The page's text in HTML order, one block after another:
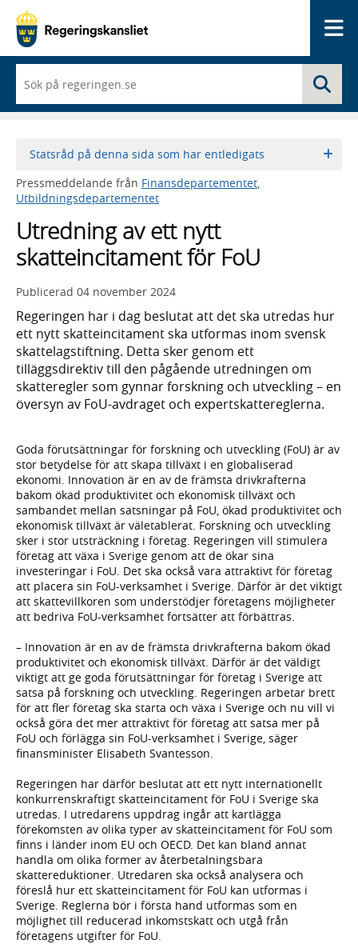
du
börjar
skriva
framträder
lista
med
sökförslag
Statsråd på denna sida som har entledigats
Pressmeddelande från Finansdepartementet
Utbildningsdepartementet
Utredning av ett nytt
skatteincitament för FoU
Publicerad 04 november 2024
Regeringen har i dag beslutat att det ska utredas hur
ett nytt skatteincitament ska utformas inom svensk
skattelagstiftning. Detta sker genom ett
tilläggsdirektiv till den pågående utredningen om
skatteregler som gynnar forskning och utveckling – en
översyn av FoU-avdraget och expertskattereglerna.
Goda förutsättningar för forskning och utveckling (FoU) är av
stor betydelse för att skapa tillväxt i en globaliserad
ekonomi. Innovation är en av de främsta drivkrafterna
bakom ökad produktivitet och ekonomisk tillväxt och
sambandet mellan satsningar på FoU, ökad produktivitet och
ekonomisk tillväxt är väletablerat. Forskning och utveckling
sker i stor utsträckning i företag. Regeringen vill stimulera
företag att växa i Sverige genom att de ökar sina
investeringar i FoU. Det ska också vara attraktivt för företag
att placera sin FoU-verksamhet i Sverige. Därför är det viktigt
att skattevillkoren som understödjer företagens möjligheter
att bedriva FoU-verksamhet fortsätter att förbättras.
– Innovation är en av de främsta drivkrafterna bakom ökad
produktivitet och ekonomisk tillväxt. Därför är det väldigt
viktigt att ge goda förutsättningar för företag i Sverige att
satsa på forskning och utveckling. Regeringen arbetar brett
för att fler företag ska starta och växa i Sverige och nu vill vi
också göra det mer attraktivt för företag att satsa mer på
FoU och förlägga sin FoU-verksamhet i Sverige, säger
finansminister Elisabeth Svantesson.
Regeringen har därför beslutat att ett nytt internationellt
konkurrenskraftigt skatteincitament för FoU i Sverige ska
utredas. I utredarens uppdrag ingår att kartlägga
förekomsten av olika typer av skatteincitament för FoU som
finns i länder inom EU och OECD. Det kan bland annat
handla om olika former av återbetalningsbara
skattereduktioner. Utredaren ska också analysera och
föreslå hur ett skatteincitament för FoU kan utformas i
Sverige. Reglerna bör i första hand utformas som en
möjlighet till reducerad inkomstskatt och utgå från
företagens utgifter för FoU.